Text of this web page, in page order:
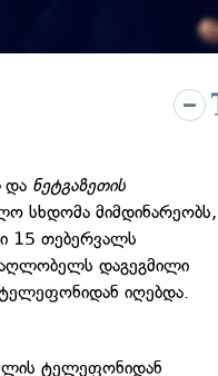
და ნეტგაზეთის
სხდომა მიმდინარეობს,
15 თებერვალს
დაგეგმილი
იღებდა.
ტელეფონიდან